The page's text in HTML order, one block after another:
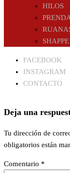
HILOS
SHAPPE
FACEBOOK
INSTAGRAM
CONTACTO
Deja una
Tu dirección de
obligatorios están
Comentario *